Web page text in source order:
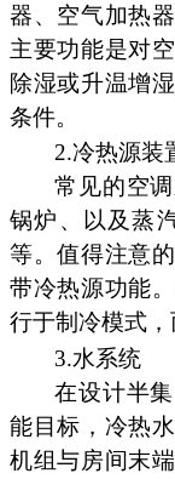
器、空气加热
主要功能是对
除湿或升温增
条件。
2.冷热源装
常见的空
锅炉、以及蒸
等。值得注意
带冷热源功能
行于制冷模式，
3.水系统
在设计半
能目标，冷热
机组与房间末